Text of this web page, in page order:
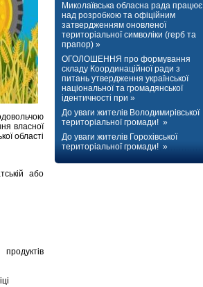
власної
області
або
Миколаївська обласна рада працює
над розробкою та офіційним
затвердженням оновленої
територіальної символіки (герб та
прапор) »
ОГОЛОШЕННЯ про формування
складу Координаційної ради з
питань утвердження української
національної та громадянської
ідентичності при »
До уваги жителів Володимирівської
територіальної громади! »
До уваги жителів Горохівської
територіальної громади! »